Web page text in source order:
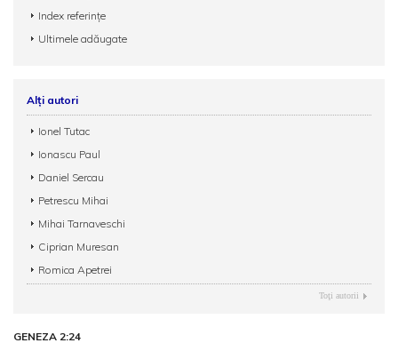
Index referințe
Ultimele adăugate
Alți autori
Ionel Tutac
Ionascu Paul
Daniel Sercau
Petrescu Mihai
Mihai Tarnaveschi
Ciprian Muresan
Romica Apetrei
Toţi autorii
GENEZA 2:24